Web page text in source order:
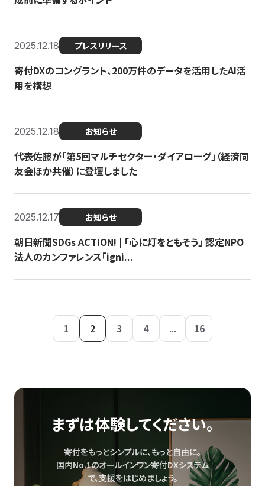
2025.12.18 プレスリリース
寄付DXのコングラント、200万件のデータを活用したAI活
用を構想
2025.12.18 お知らせ
代表佐藤が「第5回マルチセクター・ダイアローグ」（経済同
友会ほか共催）に登壇しました
2025.12.17 お知らせ
朝日新聞SDGs ACTION! | 「心に灯をともそう」 認定NPO
法人のカンファレンス「igni...
1 2 3 4 ... 16
まずは体験してください。
寄付をもっとシンプルに、もっと自由に。
国内No.1のオールインワン寄付DXシステム
で、支援をはじめましょう。